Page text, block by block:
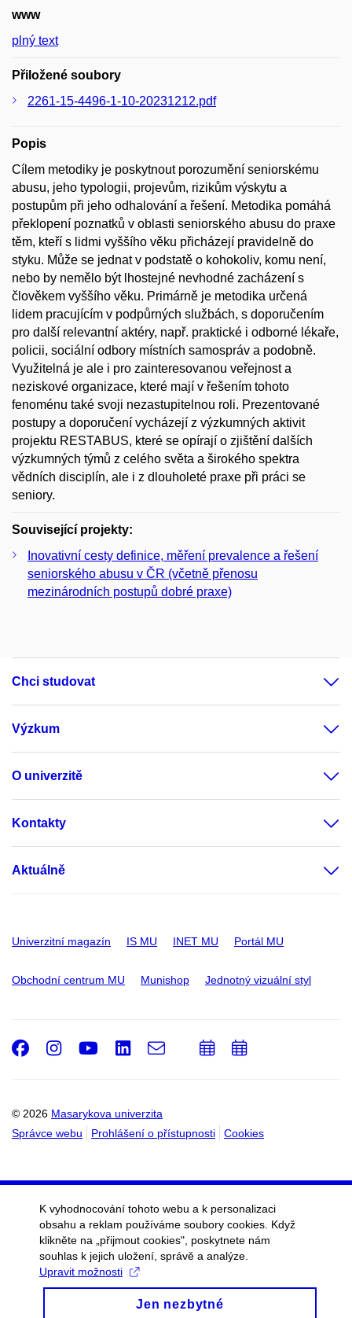
www
plný text
Přiložené soubory
2261-15-4496-1-10-20231212.pdf
Popis
Cílem metodiky je poskytnout porozumění seniorskému
abusu, jeho typologii, projevům, rizikům výskytu a
postupům při jeho odhalování a řešení. Metodika pomáhá
překlopení poznatků v oblasti seniorského abusu do praxe
těm, kteří s lidmi vyššího věku přicházejí pravidelně do
styku. Může se jednat v podstatě o kohokoliv, komu není,
nebo by nemělo být lhostejné nevhodné zacházení s
člověkem vyššího věku. Primárně je metodika určená
lidem pracujícím v podpůrných službách, s doporučením
pro další relevantní aktéry, např. praktické i odborné lékaře,
policii, sociální odbory místních samospráv a podobně.
Využitelná je ale i pro zainteresovanou veřejnost a
neziskové organizace, které mají v řešením tohoto
fenoménu také svoji nezastupitelnou roli. Prezentované
postupy a doporučení vycházejí z výzkumných aktivit
projektu RESTABUS, které se opírají o zjištění dalších
výzkumných týmů z celého světa a širokého spektra
vědních disciplín, ale i z dlouholeté praxe při práci se
seniory.
Související projekty:
Inovativní cesty definice, měření prevalence a řešení
seniorského abusu v ČR (včetně přenosu
mezinárodních postupů dobré praxe)
Chci studovat
Výzkum
O univerzitě
Kontakty
Aktuálně
Univerzitní magazín IS MU INET MU Portál MU
Obchodní centrum MU Munishop Jednotný vizuální styl
© 2026 Masarykova univerzita
Správce webu
Prohlášení o přístupnosti Cookies
Facebook
Instagram
Youtube
LinkedIn
e-
Email
PřidatPřidat
K vyhodnocování tohoto webu a k personalizaci
obsahu a reklam používáme soubory cookies. Když
klikněte na „přijmout cookies", poskytnete nám
souhlas k jejich uložení, správě a analýze.
Upravit možnosti
Jen nezbytné